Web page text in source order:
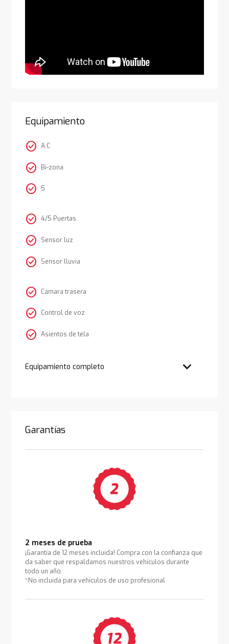
Equipamiento
check_circle A.C
check_circle Bi-zona
check_circle 5
check_circle 4/5 Puertas
check_circle Sensor luz
check_circle Sensor lluvia
check_circle Cámara trasera
check_circle Control de voz
check_circle Asientos de tela
Equipamiento completo
Garantías
2 meses de prueba
¡Garantía de 12 meses incluida! Compra con la confianza que
da saber que respaldamos nuestros vehículos durante
todo un año.
*No incluida para vehículos de uso profesional